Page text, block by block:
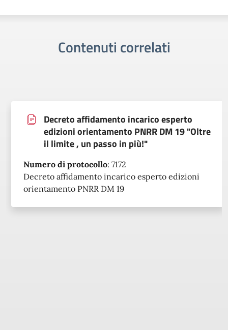
Contenuti correlati
Decreto affidamento incarico esperto
edizioni orientamento PNRR DM 19 "Oltre
il limite , un passo in più!"
Numero di protocollo: 7172
Decreto affidamento incarico esperto edizioni
orientamento PNRR DM 19